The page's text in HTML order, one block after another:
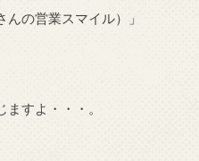
んの営業スマイル）」
すよ・・・。